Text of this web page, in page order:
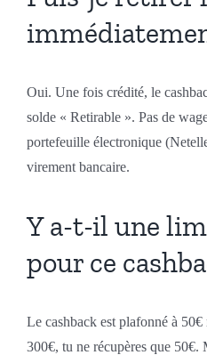
Oui. Une fois crédité, le
solde « Retirable ». Pas de
portefeuille électronique
virement bancaire.
Y a-t-il une
pour ce
Le cashback est plafonné à
300€, tu ne récupères que 50€.